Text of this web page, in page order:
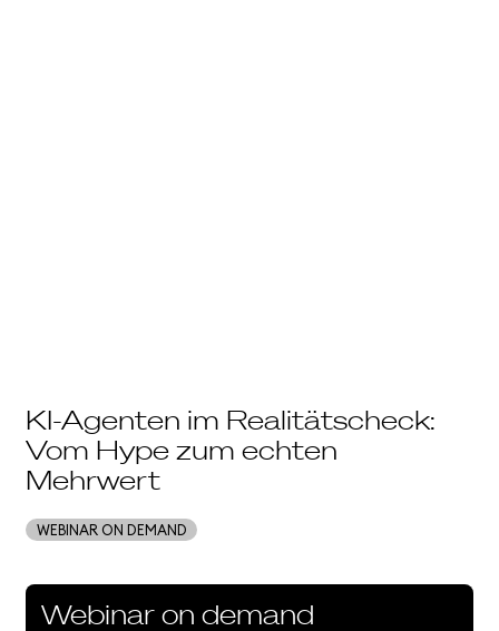
KI-Agenten im Realitätscheck:
Vom Hype zum echten
Mehrwert
WEBINAR ON DEMAND
Webinar on demand